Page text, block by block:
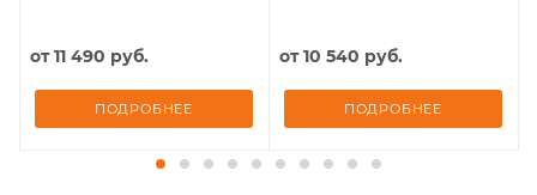
от11 490 руб.
ПОДРОБНЕЕ
от10 540 руб.
ПОДРОБНЕЕ